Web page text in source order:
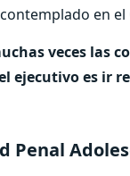
en el
veces las
ejecutivo es ir
Penal